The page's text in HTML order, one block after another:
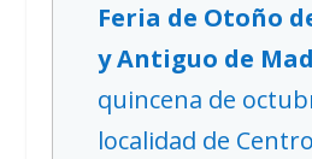
Feria de Otoño
y Antiguo de
quincena de
localidad de